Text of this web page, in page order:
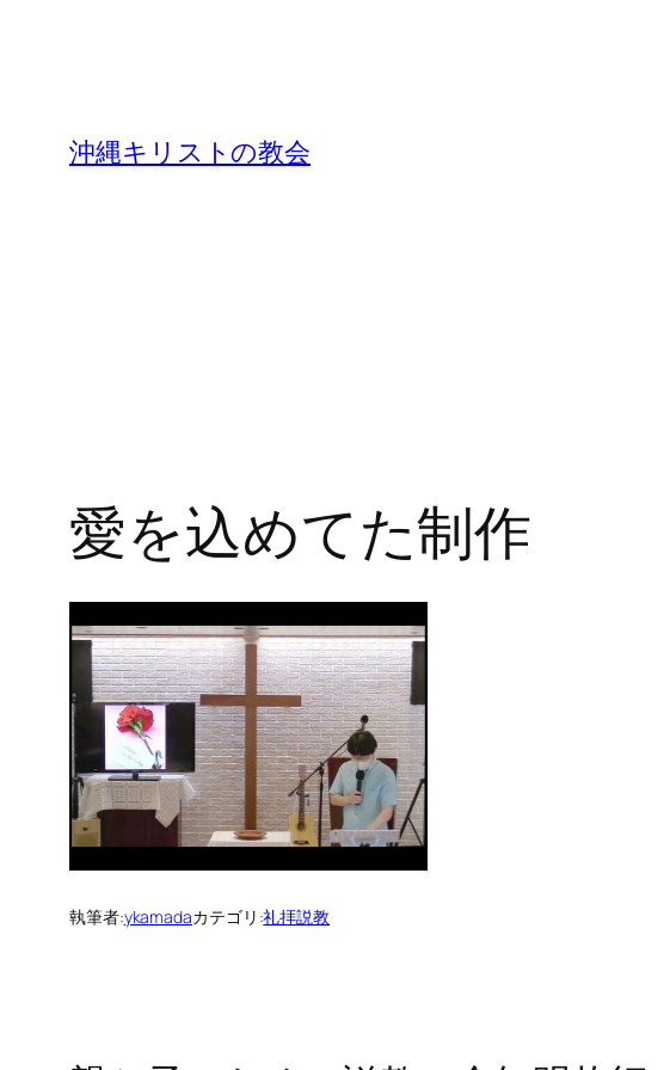
沖縄キリストの教会
愛を込めてた制作
執筆者:ykamadaカテゴリ:礼拝説教